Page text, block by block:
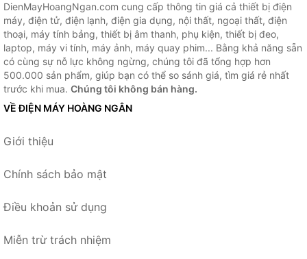
DienMayHoangNgan.com cung cấp thông tin giá cả thiết bị điện
máy, điện tử, điện lạnh, điện gia dụng, nội thất, ngoại thất, điện
thoại, máy tính bảng, thiết bị âm thanh, phụ kiện, thiết bị đeo,
laptop, máy vi tính, máy ảnh, máy quay phim... Bằng khả năng sẵn
có cùng sự nỗ lực không ngừng, chúng tôi đã tổng hợp hơn
500.000 sản phẩm, giúp bạn có thể so sánh giá, tìm giá rẻ nhất
trước khi mua. Chúng tôi không bán hàng.
VỀ ĐIỆN MÁY HOÀNG NGÂN
Giới thiệu
Chính sách bảo mật
Điều khoản sử dụng
Miễn trừ trách nhiệm